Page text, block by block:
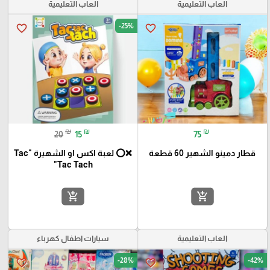
العاب التعليمية
favorite_border
75 ₪
قطار دمينو الشهير 60 قطعة
add_shopping_cart
العاب التعليمية
favorite_border -25%
20 ₪ 15 ₪
❌⭕ لعبة اكس او الشهيرة "Tac
Tac Tach"
add_shopping_cart
العاب التعليمية
favorite_border -42%
سيارات اطفال كهرباء
favorite_border -28%